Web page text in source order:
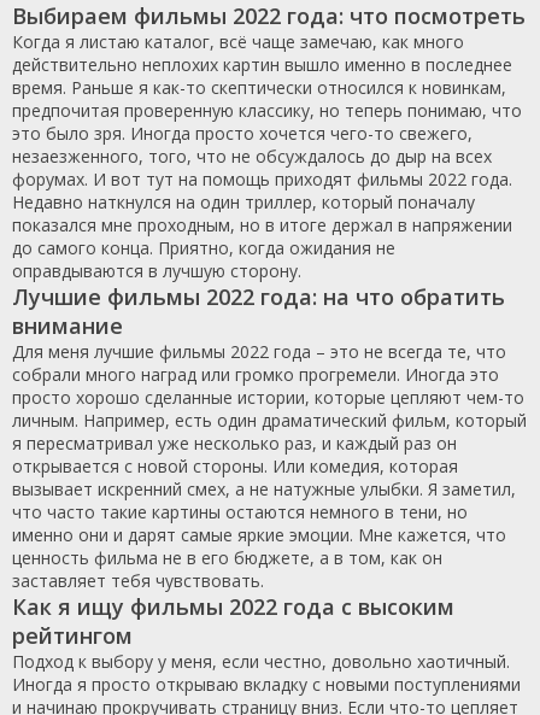
Выбираем фильмы 2022 года: что посмотреть
Когда я листаю каталог, всё чаще замечаю, как много
действительно неплохих картин вышло именно в последнее
время. Раньше я как-то скептически относился к новинкам,
предпочитая проверенную классику, но теперь понимаю, что
это было зря. Иногда просто хочется чего-то свежего,
незаезженного, того, что не обсуждалось до дыр на всех
форумах. И вот тут на помощь приходят фильмы 2022 года.
Недавно наткнулся на один триллер, который поначалу
показался мне проходным, но в итоге держал в напряжении
до самого конца. Приятно, когда ожидания не
оправдываются в лучшую сторону.
Лучшие фильмы 2022 года: на что обратить
внимание
Для меня лучшие фильмы 2022 года – это не всегда те, что
собрали много наград или громко прогремели. Иногда это
просто хорошо сделанные истории, которые цепляют чем-то
личным. Например, есть один драматический фильм, который
я пересматривал уже несколько раз, и каждый раз он
открывается с новой стороны. Или комедия, которая
вызывает искренний смех, а не натужные улыбки. Я заметил,
что часто такие картины остаются немного в тени, но
именно они и дарят самые яркие эмоции. Мне кажется, что
ценность фильма не в его бюджете, а в том, как он
заставляет тебя чувствовать.
Как я ищу фильмы 2022 года с высоким
рейтингом
Подход к выбору у меня, если честно, довольно хаотичный.
Иногда я просто открываю вкладку с новыми поступлениями
и начинаю прокручивать страницу вниз. Если что-то цепляет